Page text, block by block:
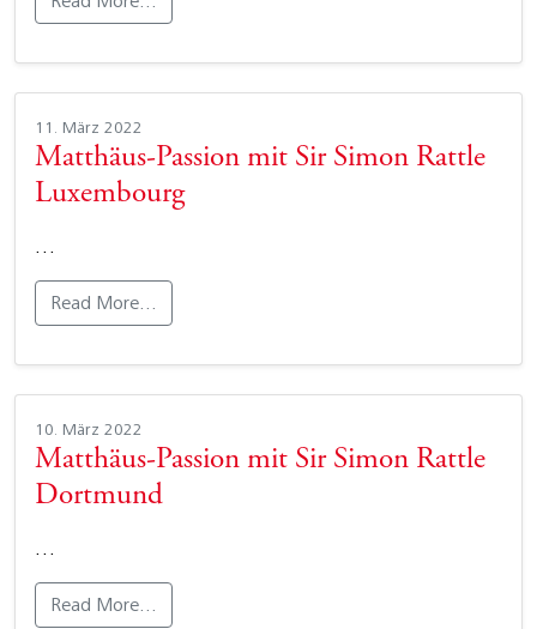
11. März 2022
Matthäus-Passion mit Sir Simon Rattle
Luxembourg
…
Read More…
10. März 2022
Matthäus-Passion mit Sir Simon Rattle
Dortmund
…
Read More…